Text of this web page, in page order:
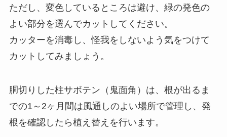
ただし、変色しているところは避け、緑の発色の
よい部分を選んでカットしてください。
カッターを消毒し、怪我をしないよう気をつけて
カットしてみましょう。
胴切りした柱サボテン（鬼面角）は、根が出るま
での1～2ヶ月間は風通しのよい場所で管理し、発
根を確認したら植え替えを行います。